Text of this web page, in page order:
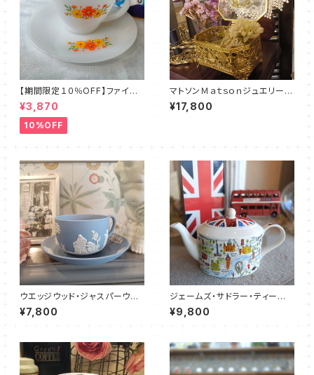
【期間限定１０％OFF】ファイア
ーキング・フラワー・カップ＆ソー
サー（FKFW0002）
¥3,870
10%OFF
マトソンＭａｔｓｏｎジュエリーボ
ックス（MT0024）
¥17,800
ウエッジウッド・ジャスパーウエ
ア・カップ＆ソーサー（WWJP00
06）
¥7,800
ジェームズ・サドラー・ティーポッ
ト／LONDON MAP（JS000
5）
¥9,800